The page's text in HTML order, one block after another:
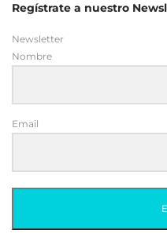
Regístrate a nuestro
Newsletter
Nombre
Email